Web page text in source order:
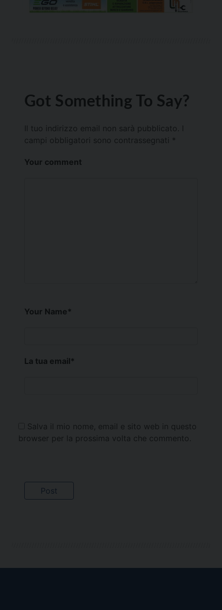
Got Something To Say?
Il tuo indirizzo email non sarà pubblicato.
campi obbligatori sono contrassegnati *
Your comment
Your Name*
La tua email*
Salva il mio nome, email e sito web in questo
browser per la prossima volta che commento.